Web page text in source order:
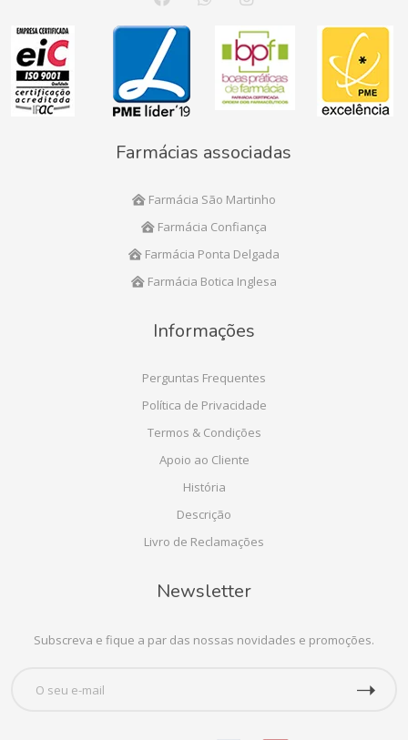
Farmácias associadas
Farmácia São Martinho
Farmácia Confiança
Farmácia Ponta Delgada
Farmácia Botica Inglesa
Informações
Perguntas Frequentes
Política de Privacidade
Termos & Condições
Apoio ao Cliente
História
Descrição
Livro de Reclamações
Newsletter
Subscreva e fique a par das nossas novidades e promoções.